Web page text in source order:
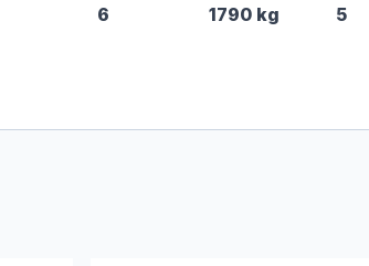
6 1790 kg 5